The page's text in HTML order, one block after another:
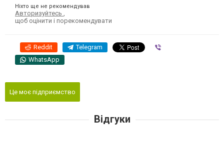
Ніхто ще не рекомендував
Авторизуйтесь
щоб оцінити і порекомендувати
Reddit Telegram
WhatsApp
Це моє підприємство
Відгуки